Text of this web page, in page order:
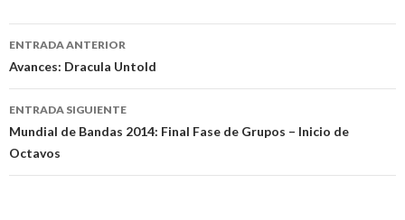
Navegación
de
entradas
ENTRADA ANTERIOR
Avances: Dracula Untold
ENTRADA SIGUIENTE
Mundial de Bandas 2014: Final Fase de Grupos – Inicio de
Octavos